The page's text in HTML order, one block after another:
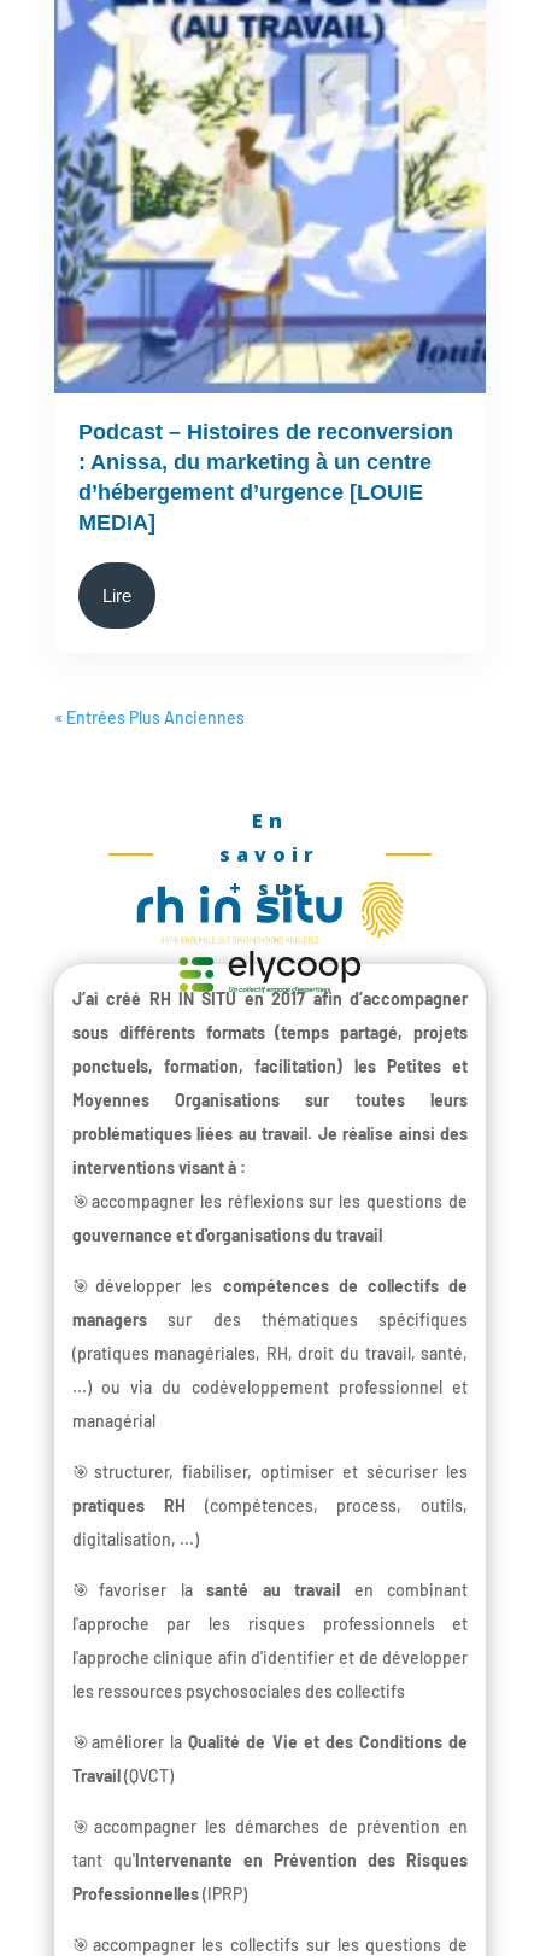
Podcast – Histoires de reconversion
: Anissa, du marketing à un centre
d’hébergement d’urgence [LOUIE
MEDIA]
Lire
« Entrées Plus Anciennes
En
savoir
+ sur
J’ai créé RH IN SITU en 2017 afin d’accompagner
sous différents formats (temps partagé, projets
ponctuels, formation, facilitation) les Petites et
Moyennes Organisations sur toutes leurs
problématiques liées au travail. Je réalise ainsi des
interventions visant à :
🎯accompagner les réflexions sur les questions de
gouvernance et d'organisations du travail
🎯développer les compétences de collectifs de
managerssur des thématiques spécifiques
(pratiques managériales, RH, droit du travail, santé,
...) ou via du codéveloppement professionnel et
managérial
🎯structurer, fiabiliser, optimiser et sécuriser les
pratiques RH (compétences, process, outils,
digitalisation, ...)
🎯favoriser lasanté au travail en combinant
l'approche par les risques professionnels et
l'approche clinique afin d'identifier et de développer
les ressources psychosociales des collectifs
🎯améliorer laQualité de Vie et des Conditions de
Travail(QVCT)
🎯accompagner les démarches de prévention en
tant qu'Intervenante en Prévention des Risques
Professionnelles(IPRP)
🎯accompagner les collectifs sur les questions de